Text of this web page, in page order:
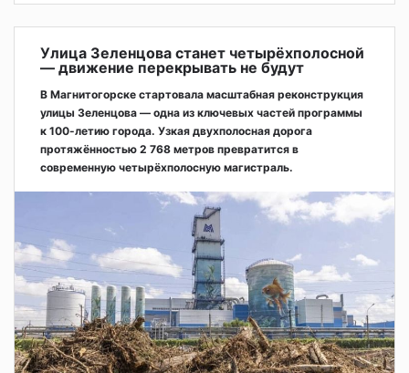
Улица Зеленцова станет четырёхполосной
— движение перекрывать не будут
В Магнитогорске стартовала масштабная реконструкция
улицы Зеленцова — одна из ключевых частей программы
к 100-летию города. Узкая двухполосная дорога
протяжённостью 2 768 метров превратится в
современную четырёхполосную магистраль.